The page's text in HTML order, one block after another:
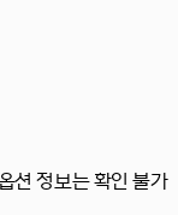
션 정보는 확인 불가